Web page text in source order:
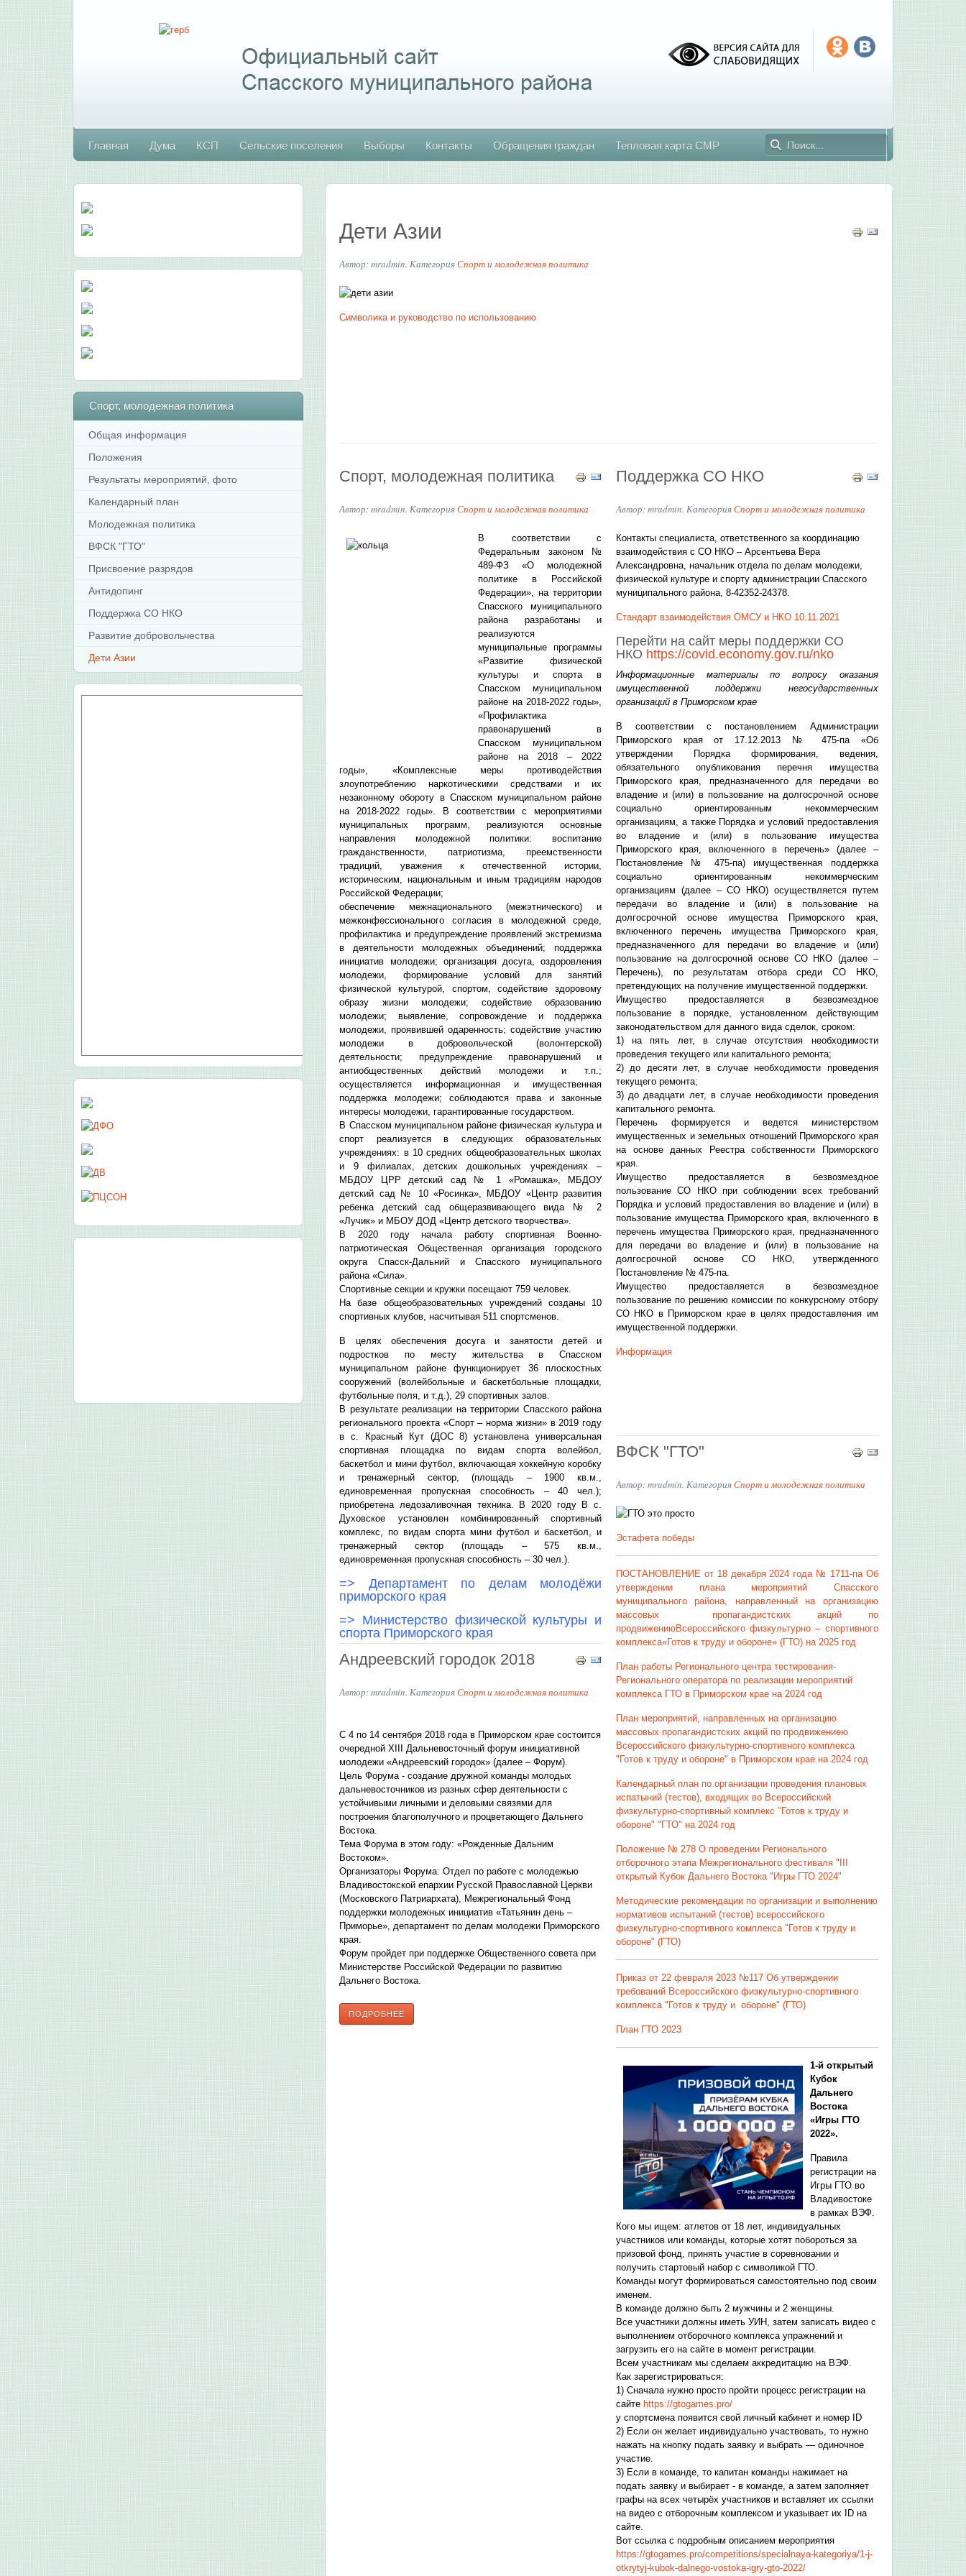
Главная Дума КСП Сельские поселения Выборы Контакты Обращения граждан Тепловая карта СМР
Дети Азии
Автор: mradmin. КатегорияСпорт и молодежная политика
Символика и руководство по использованию
Спорт, молодежная политика
Автор: mradmin. КатегорияСпорт и молодежная политика
В соответствии с
Федеральным законом №
489-ФЗ «О молодежной
политике в Российской
Федерации», на территории
Спасского муниципального
района разработаны и
реализуются
муниципальные программы
«Развитие физической
культуры и спорта в
Спасском муниципальном
районе на 2018-2022 годы»,
«Профилактика
правонарушений в
Спасском муниципальном
районе на 2018 – 2022
годы», «Комплексные меры противодействия
злоупотреблению наркотическими средствами и их
незаконному обороту в Спасском муниципальном районе
на 2018-2022 годы». В соответствии с мероприятиями
муниципальных программ, реализуются основные
направления молодежной политики: воспитание
гражданственности, патриотизма, преемственности
традиций, уважения к отечественной истории,
историческим, национальным и иным традициям народов
Российской Федерации;
обеспечение межнационального (межэтнического) и
межконфессионального согласия в молодежной среде,
профилактика и предупреждение проявлений экстремизма
в деятельности молодежных объединений; поддержка
инициатив молодежи; организация досуга, оздоровления
молодежи, формирование условий для занятий
физической культурой, спортом, содействие здоровому
образу жизни молодежи; содействие образованию
молодежи; выявление, сопровождение и поддержка
молодежи, проявившей одаренность; содействие участию
молодежи в добровольческой (волонтерской)
деятельности; предупреждение правонарушений и
антиобщественных действий молодежи и т.п.;
осуществляется информационная и имущественная
поддержка молодежи; соблюдаются права и законные
интересы молодежи, гарантированные государством.
В Спасском муниципальном районе физическая культура и
спорт реализуется в следующих образовательных
учреждениях: в 10 средних общеобразовательных школах
и 9 филиалах, детских дошкольных учреждениях –
МБДОУ ЦРР детский сад № 1 «Ромашка», МБДОУ
детский сад № 10 «Росинка», МБДОУ «Центр развития
ребенка детский сад общеразвивающего вида № 2
«Лучик» и МБОУ ДОД «Центр детского творчества».
В 2020 году начала работу спортивная Военно-
патриотическая Общественная организация городского
округа Спасск-Дальний и Спасского муниципального
района «Сила».
Спортивные секции и кружки посещают 759 человек.
На базе общеобразовательных учреждений созданы 10
спортивных клубов, насчитывая 511 спортсменов.
В целях обеспечения досуга и занятости детей и
подростков по месту жительства в Спасском
муниципальном районе функционирует 36 плоскостных
сооружений (волейбольные и баскетбольные площадки,
футбольные поля, и т.д.), 29 спортивных залов.
В результате реализации на территории Спасского района
регионального проекта «Спорт – норма жизни» в 2019 году
в с. Красный Кут (ДОС 8) установлена универсальная
спортивная площадка по видам спорта волейбол,
баскетбол и мини футбол, включающая хоккейную коробку
и тренажерный сектор, (площадь – 1900 кв.м.,
единовременная пропускная способность – 40 чел.);
приобретена ледозаливочная техника. В 2020 году В с.
Духовское установлен комбинированный спортивный
комплекс, по видам спорта мини футбол и баскетбол, и
тренажерный сектор (площадь – 575 кв.м.,
единовременная пропускная способность – 30 чел.).
=> Департамент по делам молодёжи
приморского края
=> Министерство физической культуры и
спорта Приморского края
Андреевский городок 2018
Автор: mradmin. КатегорияСпорт и молодежная политика
С 4 по 14 сентября 2018 года в Приморском крае состоится
очередной XIII Дальневосточный форум инициативной
молодежи «Андреевский городок» (далее – Форум).
Цель Форума - создание дружной команды молодых
дальневосточников из разных сфер деятельности с
устойчивыми личными и деловыми связями для
построения благополучного и процветающего Дальнего
Востока.
Тема Форума в этом году: «Рожденные Дальним
Востоком».
Организаторы Форума: Отдел по работе с молодежью
Владивостокской епархии Русской Православной Церкви
(Московского Патриархата), Межрегиональный Фонд
поддержки молодежных инициатив «Татьянин день –
Приморье», департамент по делам молодежи Приморского
края.
Форум пройдет при поддержке Общественного совета при
Министерстве Российской Федерации по развитию
Дальнего Востока.
ПОДРОБНЕЕ
Поддержка СО НКО
Автор: mradmin. КатегорияСпорт и молодежная политика
Контакты специалиста, ответственного за координацию
взаимодействия с СО НКО – Арсентьева Вера
Александровна, начальник отдела по делам молодежи,
физической культуре и спорту администрации Спасского
муниципального района, 8-42352-24378.
Стандарт взаимодействия ОМСУ и НКО 10.11.2021
Перейти на сайт меры поддержки СО
НКО https://covid.economy.gov.ru/nko
Информационные материалы по вопросу оказания
имущественной поддержки негосударственных
организаций в Приморском крае
В соответствии с постановлением Администрации
Приморского края от 17.12.2013 № 475-па «Об
утверждении Порядка формирования, ведения,
обязательного опубликования перечня имущества
Приморского края, предназначенного для передачи во
владение и (или) в пользование на долгосрочной основе
социально ориентированным некоммерческим
организациям, а также Порядка и условий предоставления
во владение и (или) в пользование имущества
Приморского края, включенного в перечень» (далее –
Постановление № 475-па) имущественная поддержка
социально ориентированным некоммерческим
организациям (далее – СО НКО) осуществляется путем
передачи во владение и (или) в пользование на
долгосрочной основе имущества Приморского края,
включенного перечень имущества Приморского края,
предназначенного для передачи во владение и (или)
пользование на долгосрочной основе СО НКО (далее –
Перечень), по результатам отбора среди СО НКО,
претендующих на получение имущественной поддержки.
Имущество предоставляется в безвозмездное
пользование в порядке, установленном действующим
законодательством для данного вида сделок, сроком:
1) на пять лет, в случае отсутствия необходимости
проведения текущего или капитального ремонта;
2) до десяти лет, в случае необходимости проведения
текущего ремонта;
3) до двадцати лет, в случае необходимости проведения
капитального ремонта.
Перечень формируется и ведется министерством
имущественных и земельных отношений Приморского края
на основе данных Реестра собственности Приморского
края.
Имущество предоставляется в безвозмездное
пользование СО НКО при соблюдении всех требований
Порядка и условий предоставления во владение и (или) в
пользование имущества Приморского края, включенного в
перечень имущества Приморского края, предназначенного
для передачи во владение и (или) в пользование на
долгосрочной основе СО НКО, утвержденного
Постановление № 475-па.
Имущество предоставляется в безвозмездное
пользование по решению комиссии по конкурсному отбору
СО НКО в Приморском крае в целях предоставления им
имущественной поддержки.
Информация
ВФСК "ГТО"
Автор: mradmin. КатегорияСпорт и молодежная политика
Эстафета победы
ПОСТАНОВЛЕНИЕ от 18 декабря 2024 года № 1711-па Об
утверждении плана мероприятий Спасского
муниципального района, направленный на организацию
массовых пропагандистских акций по
продвижениюВсероссийского физкультурно – спортивного
комплекса«Готов к труду и обороне» (ГТО) на 2025 год
План работы Регионального центра тестирования-
Регионального оператора по реализации мероприятий
комплекса ГТО в Приморском крае на 2024 год
План мероприятий, направленных на организацию
массовых пропагандистских акций по продвижениею
Всероссийского физкультурно-спортивного комплекса
"Готов к труду и обороне" в Приморском крае на 2024 год
Календарный план по организации проведения плановых
испатыний (тестов), входящих во Всероссийский
физкультурно-спортивный комплекс "Готов к труду и
обороне" "ГТО" на 2024 год
Положение № 278 О проведении Регионального
отборочного этапа Межрегионального фестиваля "III
открытый Кубок Дальнего Востока "Игры ГТО 2024"
Методические рекомендации по организации и выполнению
нормативов испытаний (тестов) всероссийского
физкультурно-спортивного комплекса "Готов к труду и
обороне" (ГТО)
Приказ от 22 февраля 2023 №117 Об утверждении
требований Всероссийского физкультурно-спортивного
комплекса "Готов к труду и обороне" (ГТО)
План ГТО 2023
1-й открытый
Кубок
Дальнего
Востока
«Игры ГТО
2022».
Правила
регистрации на
Игры ГТО во
Владивостоке
в рамках ВЭФ.
Кого мы ищем: атлетов от 18 лет, индивидуальных
участников или команды, которые хотят побороться за
призовой фонд, принять участие в соревновании и
получить стартовый набор с символикой ГТО.
Команды могут формироваться самостоятельно под своим
именем.
В команде должно быть 2 мужчины и 2 женщины.
Все участники должны иметь УИН, затем записать видео с
выполнением отборочного комплекса упражнений и
загрузить его на сайте в момент регистрации.
Всем участникам мы сделаем аккредитацию на ВЭФ.
Как зарегистрироваться:
1) Сначала нужно просто пройти процесс регистрации на
сайте https://gtogames.pro/
у спортсмена появится свой личный кабинет и номер ID
2) Если он желает индивидуально участвовать, то нужно
нажать на кнопку подать заявку и выбрать — одиночное
участие.
3) Если в команде, то капитан команды нажимает на
подать заявку и выбирает - в команде, а затем заполняет
графы на всех четырёх участников и вставляет их ссылки
на видео с отборочным комплексом и указывает их ID на
сайте.
Вот ссылка с подробным описанием мероприятия
https://gtogames.pro/competitions/specialnaya-kategoriya/1-j-
otkrytyj-kubok-dalnego-vostoka-igry-gto-2022/
Спорт, молодежная политика
Общая информация
Положения
Результаты мероприятий, фото
Календарный план
Молодежная политика
ВФСК "ГТО"
Присвоение разрядов
Антидопинг
Поддержка СО НКО
Развитие добровольчества
Дети Азии